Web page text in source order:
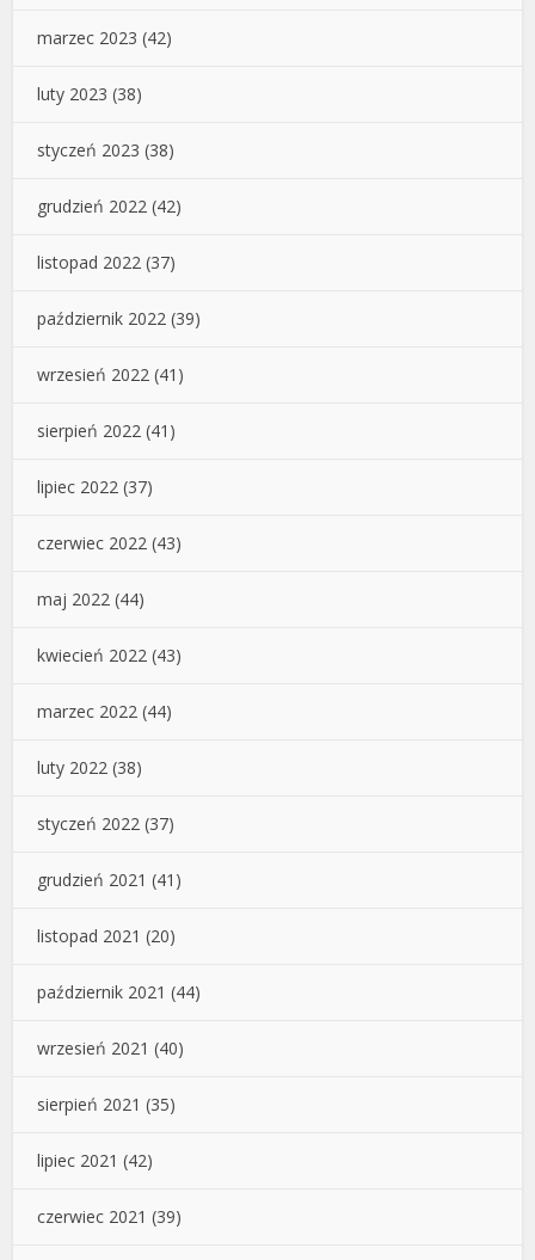
marzec 2023 (42)
luty 2023 (38)
styczeń 2023 (38)
grudzień 2022 (42)
listopad 2022 (37)
październik 2022 (39)
wrzesień 2022 (41)
sierpień 2022 (41)
lipiec 2022 (37)
czerwiec 2022 (43)
maj 2022 (44)
kwiecień 2022 (43)
marzec 2022 (44)
luty 2022 (38)
styczeń 2022 (37)
grudzień 2021 (41)
listopad 2021 (20)
październik 2021 (44)
wrzesień 2021 (40)
sierpień 2021 (35)
lipiec 2021 (42)
czerwiec 2021 (39)